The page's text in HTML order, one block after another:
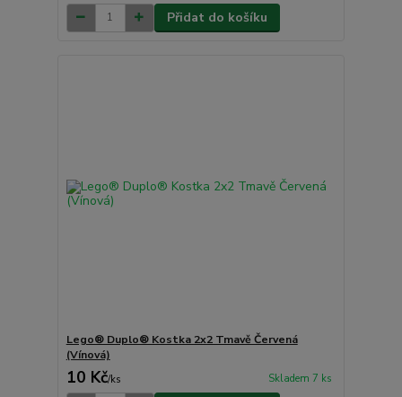
Přidat do košíku
Lego® Duplo® Kostka 2x2 Tmavě Červená
(Vínová)
10 Kč/ks Skladem 7 ks